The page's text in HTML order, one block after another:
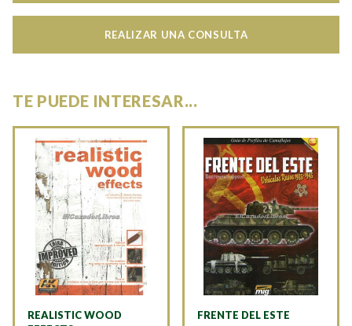
REALIZAR UNA CONSULTA
TE PUEDE INTERESAR...
REALISTIC WOOD
FRENTE DEL ESTE